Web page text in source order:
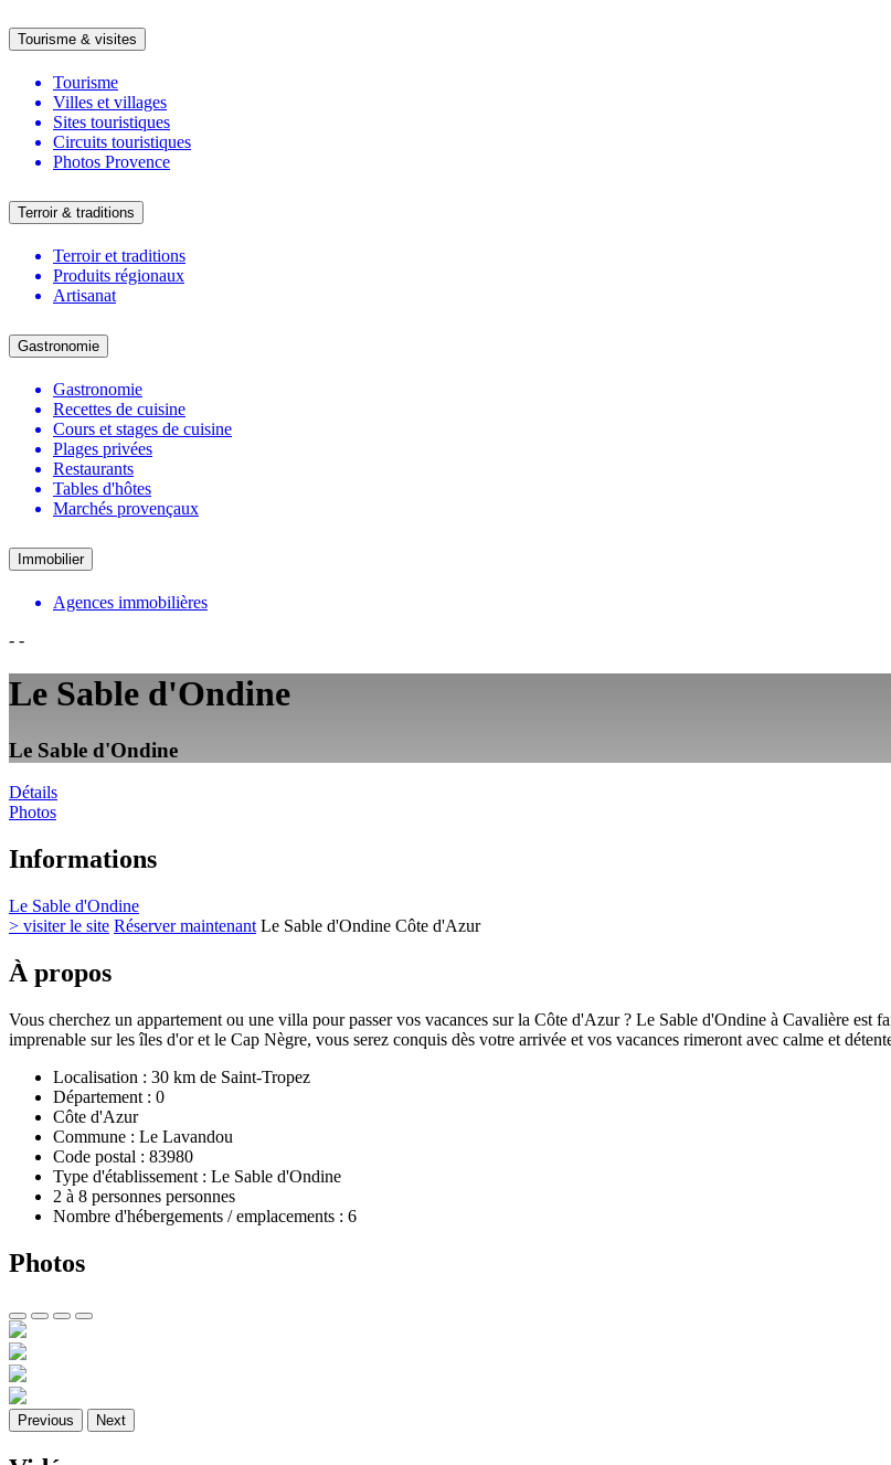
Tourisme & visites
Tourisme
Villes et villages
Sites touristiques
Circuits touristiques
Photos Provence
Terroir & traditions
Terroir et traditions
Produits régionaux
Artisanat
Gastronomie
Gastronomie
Recettes de cuisine
Cours et stages de cuisine
Plages privées
Restaurants
Tables d'hôtes
Marchés provençaux
Immobilier
Agences immobilières
- -
Le Sable d'Ondine
Le Sable d'Ondine
Détails
Photos
Informations
Le Sable d'Ondine
> visiter le site Réserver maintenant Le Sable d'Ondine Côte d'Azur
À propos
Vous cherchez un appartement ou une villa pour passer vos vacances sur la Côte d'Azur ? Le Sable d'Ondine à Cavalière est
imprenable sur les îles d'or et le Cap Nègre, vous serez conquis dès votre arrivée et vos vacances rimeront avec calme et
Localisation : 30 km de Saint-Tropez
Département : 0
Côte d'Azur
Commune : Le Lavandou
Code postal : 83980
Type d'établissement : Le Sable d'Ondine
2 à 8 personnes personnes
Nombre d'hébergements / emplacements : 6
Photos
Previous Next